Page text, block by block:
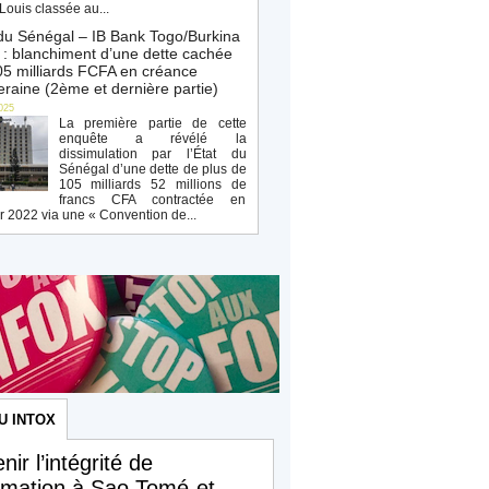
classée au...
Sénégal – IB Bank Togo/Burkina
blanchiment d’une dette cachée
milliards FCFA en créance
(2ème et dernière partie)
La première partie de cette
enquête a révélé la
dissimulation par l’État du
Sénégal d’une dette de plus de
105 milliards 52 millions de
francs CFA contractée en
2022 via une « Convention de...
INTOX
l’intégrité de